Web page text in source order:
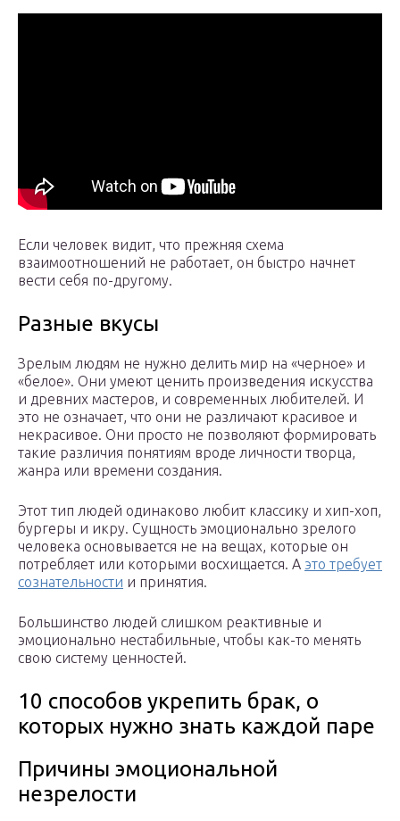
Если человек видит, что прежняя схема
взаимоотношений не работает, он быстро начнет
вести себя по-другому.
Разные вкусы
Зрелым людям не нужно делить мир на «черное» и
«белое». Они умеют ценить произведения искусства
и древних мастеров, и современных любителей. И
это не означает, что они не различают красивое и
некрасивое. Они просто не позволяют формировать
такие различия понятиям вроде личности творца,
жанра или времени создания.
Этот тип людей одинаково любит классику и хип-хоп,
бургеры и икру. Сущность эмоционально зрелого
человека основывается не на вещах, которые он
потребляет или которыми восхищается. А это требует
сознательности и принятия.
Большинство людей слишком реактивные и
эмоционально нестабильные, чтобы как-то менять
свою систему ценностей.
10 способов укрепить брак, о
которых нужно знать каждой паре
Причины эмоциональной
незрелости